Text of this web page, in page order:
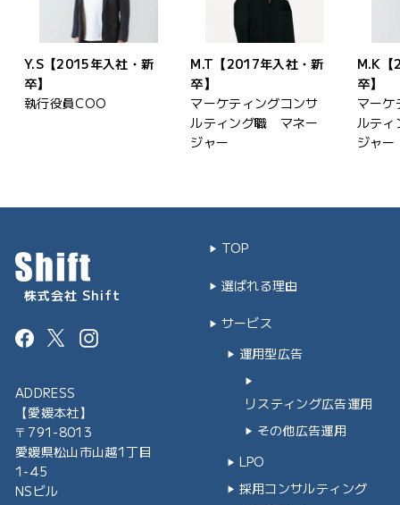
Y.S【2015年入社・新
卒】
執行役員COO
M.T【2017年入社・新
卒】
マーケティングコンサ
ルティング職 マネー
ジャー
M.K【
卒】
マーケ
ルテ
ジャー
株式会社 Shift
FacebookInstagram
ADDRESS
【愛媛本社】
〒791-8013
愛媛県松山市山越1丁目
1-45
NSビル
TOP
選ばれる理由
サービス
運用型広告
リスティング広告運用
その他広告運用
LPO
採用コンサルティング